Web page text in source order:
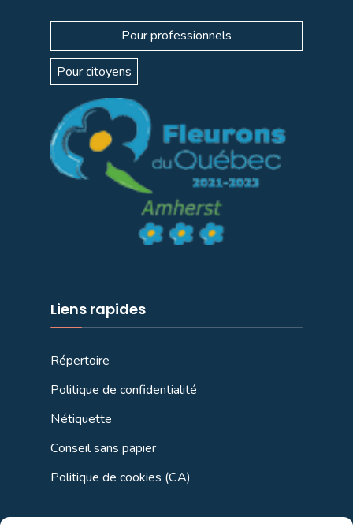
Pour professionnels
Pour citoyens
Liens rapides
Répertoire
Politique de confidentialité
Nétiquette
Conseil sans papier
Politique de cookies (CA)